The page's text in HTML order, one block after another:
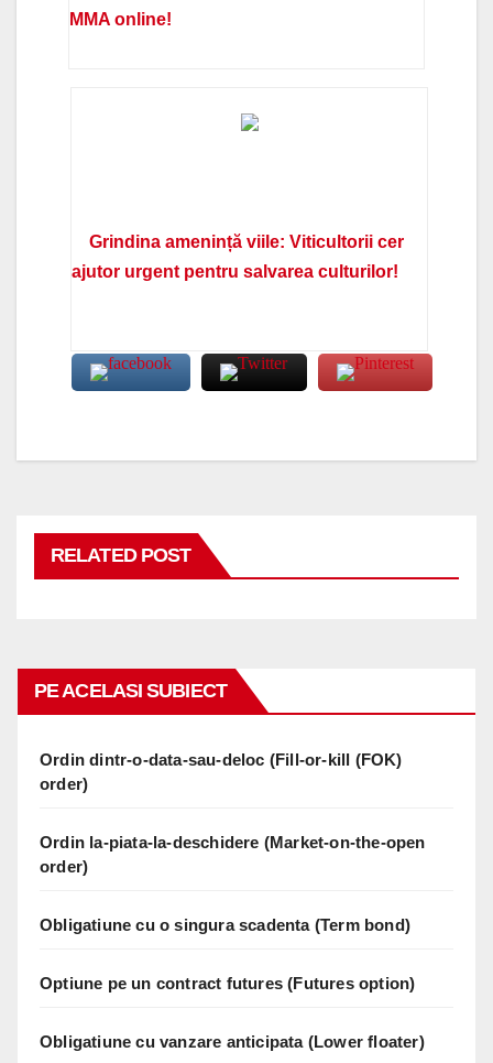
MMA online!
Grindina amenință viile: Viticultorii cer
ajutor urgent pentru salvarea culturilor!
RELATED POST
PE ACELASI SUBIECT
Ordin dintr-o-data-sau-deloc (Fill-or-kill (FOK)
order)
Ordin la-piata-la-deschidere (Market-on-the-open
order)
Obligatiune cu o singura scadenta (Term bond)
Optiune pe un contract futures (Futures option)
Obligatiune cu vanzare anticipata (Lower floater)